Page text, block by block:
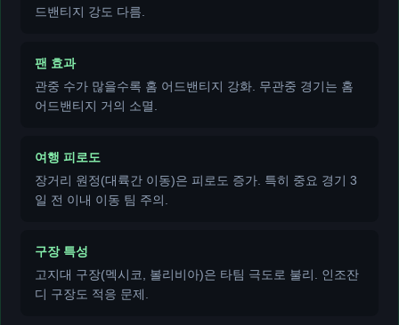
드밴티지 강도 다름.
팬 효과
관중 수가 많을수록 홈 어드밴티지 강화. 무관중 경기는 홈
어드밴티지 거의 소멸.
여행 피로도
장거리 원정(대륙간 이동)은 피로도 증가. 특히 중요 경기 3
일 전 이내 이동 팀 주의.
구장 특성
고지대 구장(멕시코, 볼리비아)은 타팀 극도로 불리. 인조잔
디 구장도 적응 문제.